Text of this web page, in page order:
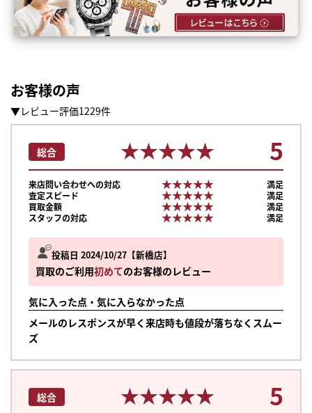
お客様の声
▼レビュー評価1229件
投稿日 2024/10/27 新橋店
買取のご利用初めてのお客様のレビュー
気に入った点・気に入らなかった点
メールのレスポンスが早く来店時も値段が落ちなくスムー
ズ
総合 ★★★★★
★★★★★ 5
来店問い合わせへの対応 ★★★★★
★★★★★
満足
査定スピード
★★★★★
★★★★★
満足
買取金額
★★★★★
★★★★★
満足
スタッフの対応
★★★★★
★★★★★ 満足
総合 ★★★★★
★★★★★ 5